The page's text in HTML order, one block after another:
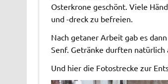
Osterkrone geschönt. Viele
und -dreck zu befreien.
Nach getaner Arbeit gab es
Senf. Getränke durften natürlich
Und hier die Fotostrecke zur